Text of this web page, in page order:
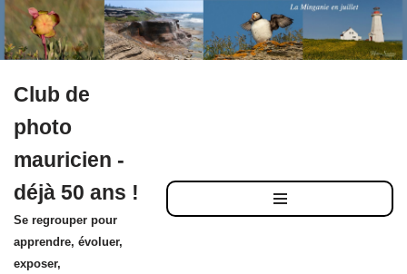
au
contenu
Club de
photo
mauricien -
déjà 50 ans !
Se regrouper pour
apprendre, évoluer,
exposer,